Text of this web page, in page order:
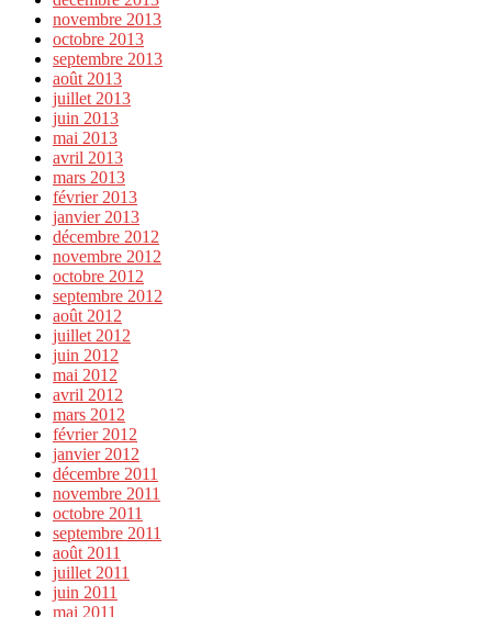
novembre 2013
octobre 2013
septembre 2013
août 2013
juillet 2013
juin 2013
mai 2013
avril 2013
mars 2013
février 2013
janvier 2013
décembre 2012
novembre 2012
octobre 2012
septembre 2012
août 2012
juillet 2012
juin 2012
mai 2012
avril 2012
mars 2012
février 2012
janvier 2012
décembre 2011
novembre 2011
octobre 2011
septembre 2011
août 2011
juillet 2011
juin 2011
mai 2011